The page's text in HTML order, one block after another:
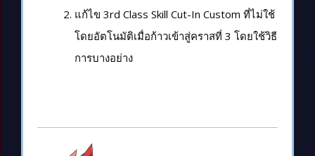
แก้ไข 3rd Class Skill Cut-In Custom ที่ไม่ใช้
โดยอัตโนมัติเมื่อก้าวเข้าสู่คราสที่ 3 โดยใช้วิธี
การบางอย่าง